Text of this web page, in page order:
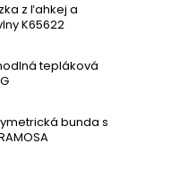
z ľahkej a
K65622
tepláková
bunda s